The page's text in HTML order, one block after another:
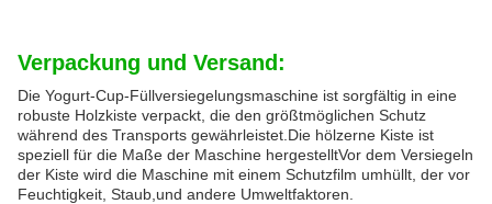
Verpackung und Versand:
Die Yogurt-Cup-Füllversiegelungsmaschine ist sorgfältig in eine
robuste Holzkiste verpackt, die den größtmöglichen Schutz
während des Transports gewährleistet.Die hölzerne Kiste ist
speziell für die Maße der Maschine hergestelltVor dem Versiegeln
der Kiste wird die Maschine mit einem Schutzfilm umhüllt, der vor
Feuchtigkeit, Staub,und andere Umweltfaktoren.